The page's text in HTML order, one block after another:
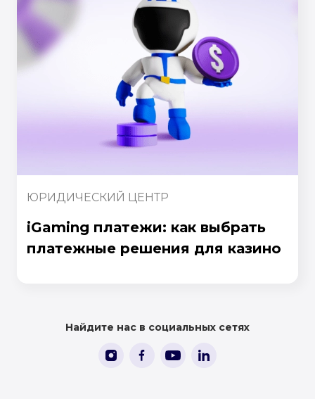
ЮРИДИЧЕСКИЙ ЦЕНТР
iGaming платежи: как выбрать
платежные решения для казино
Найдите нас в социальных сетях